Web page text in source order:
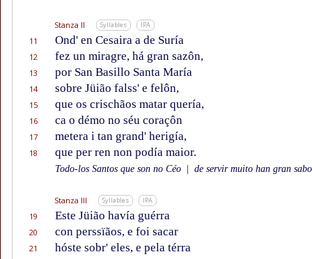
Stanza II Syllables IPA
11 Ond' en Cesaira a de Suría
12 fez un miragre, há gran sazôn,
13 por San Basillo Santa María
14 sobre Jüião falss' e felôn,
15 que os crischãos matar quería,
16 ca o démo no séu coraçôn
17 metera i tan grand' herigía,
18 que per ren non podía maior.
Todo-los Santos que son no Céo de servir muito han gran
Stanza III Syllables IPA
19 Este Jüião havía guérra
20 con perssïãos, e foi sacar
21 hóste sobr' eles, e pela térra